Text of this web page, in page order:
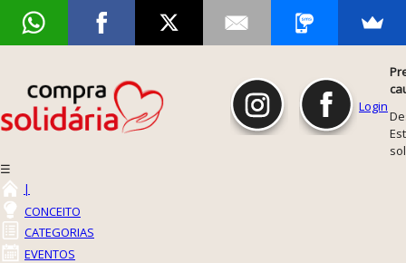
Login
☰
|
CONCEITO
CATEGORIAS
EVENTOS